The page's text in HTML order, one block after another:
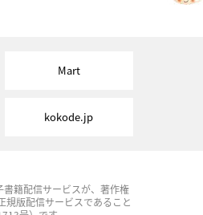
Mart
kokode.jp
籍配信サービスが、著作権
規版配信サービスであること